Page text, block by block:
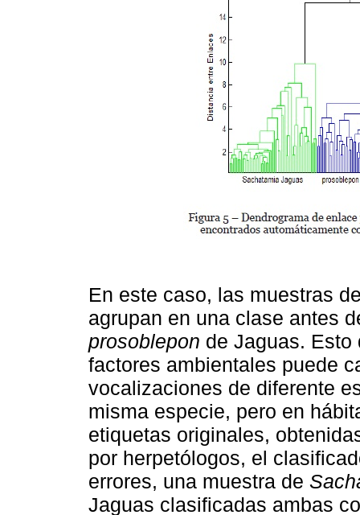
En este caso, las muestras
agrupan en una clase antes
prosoblepon de Jaguas. Esto
factores ambientales puede
vocalizaciones de diferente
misma especie, pero en
etiquetas originales,
por herpetólogos, el
errores, una muestra de
Jaguas clasificadas ambas